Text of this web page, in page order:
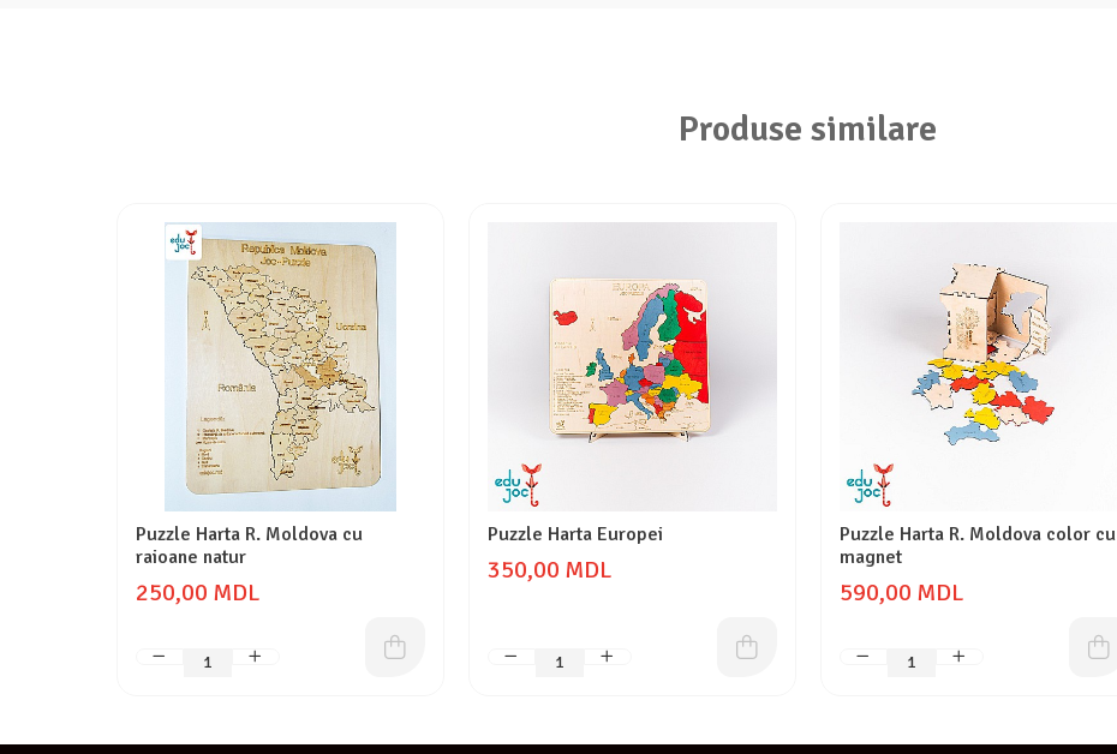
Produse similare
Puzzle Harta R. Moldova cu
raioane natur
250,00 MDL
Puzzle Harta Europei
350,00 MDL
Puzzle Harta R. Moldova color cu
magnet
590,00 MDL